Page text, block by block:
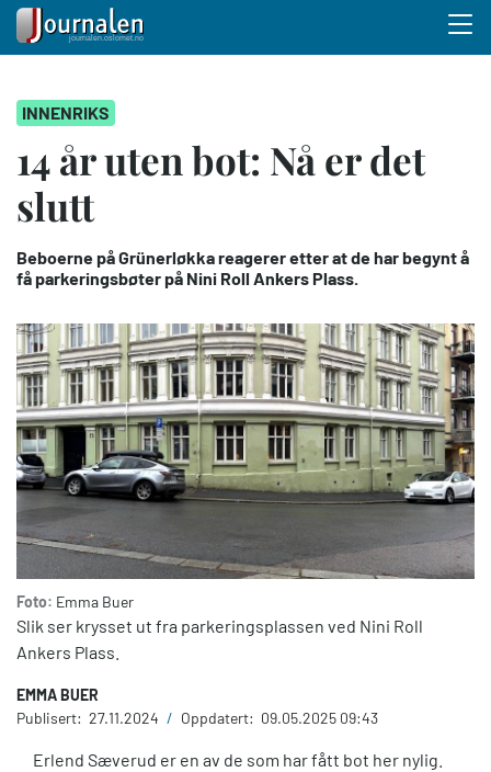
hovedinnhold
INNENRIKS
14 år uten bot: Nå er det
slutt
Beboerne på Grünerløkka reagerer etter at de har begynt å
få parkeringsbøter på Nini Roll Ankers Plass.
Foto: Emma Buer
Slik ser krysset ut fra parkeringsplassen ved Nini Roll
Ankers Plass.
EMMA BUER
Publisert: 27.11.2024 / Oppdatert: 09.05.2025 09:43
Erlend Sæverud er en av de som har fått bot her nylig.